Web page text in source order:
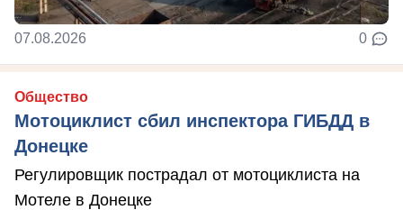
07.08.2026 0
Общество
Мотоциклист сбил инспектора ГИБДД в
Донецке
Регулировщик пострадал от мотоциклиста на
Мотеле в Донецке